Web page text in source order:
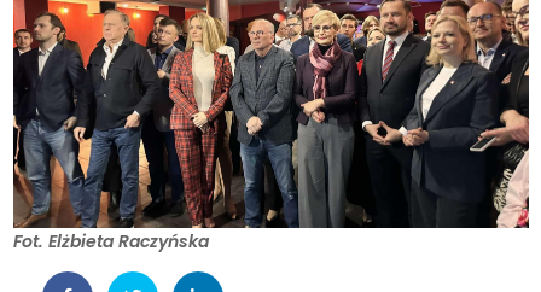
Fot. Elżbieta Raczyńska